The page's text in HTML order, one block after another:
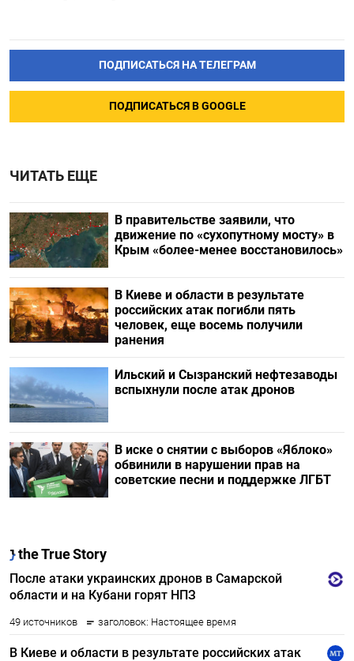
ПОДПИСАТЬСЯ НА ТЕЛЕГРАМ
ПОДПИСАТЬСЯ В GOOGLE
ЧИТАТЬ ЕЩЕ
В правительстве заявили, что
движение по «сухопутному мосту» в
Крым «более-менее восстановилось»
В Киеве и области в результате
российских атак погибли пять
человек, еще восемь получили
ранения
Ильский и Сызранский нефтезаводы
вспыхнули после атак дронов
В иске о снятии с выборов «Яблоко»
обвинили в нарушении прав на
советские песни и поддержке ЛГБТ